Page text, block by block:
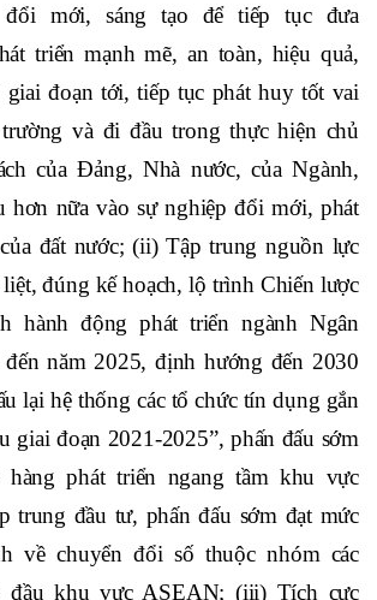
Hội đồng quản trị, Ban điều hành
bộ, nhân viên Vietcombank hãy kế
tựu xuất sắc mà Vietcombank đã đạt
qua và phát huy cao độ bản lĩnh, trí
mới, sáng tạo để tiếp tục đưa
triển mạnh mẽ, an toàn, hiệu quả,
giai đoạn tới, tiếp tục phát huy tốt vai
và đi đầu trong thực hiện chủ
của Đảng, Nhà nước, của Ngành,
hơn nữa vào sự nghiệp đổi mới, phát
đất nước; (ii) Tập trung nguồn lực
đúng kế hoạch, lộ trình Chiến lược
hành động phát triển ngành Ngân
năm 2025, định hướng đến 2030
lại hệ thống các tổ chức tín dụng gắn